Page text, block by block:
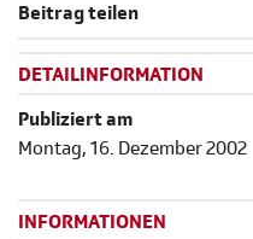
Beitrag teilen
DETAILINFORMATION
Publiziert am
Montag, 16. Dezember 2002
INFORMATIONEN